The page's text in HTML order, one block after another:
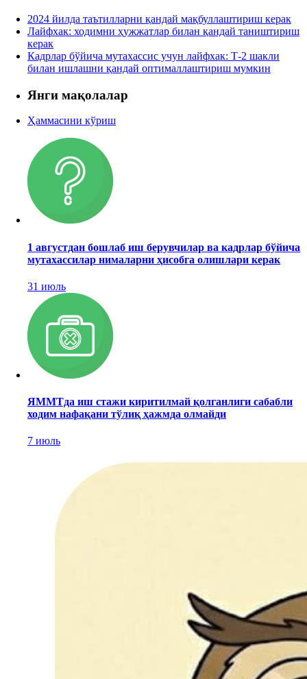
2024 йилда таътилларни қандай мақбуллаштириш керак
Лайфхак: ходимни ҳужжатлар билан қандай таништириш
керак
Кадрлар бўйича мутахассис учун лайфхак: Т-2 шакли
билан ишлашни қандай оптималлаштириш мумкин
Янги мақолалар
Ҳаммасини кўриш
1 августдан бошлаб иш берувчилар ва кадрлар бўйича
мутахассилар нималарни ҳисобга олишлари керак
31 июль
ЯММТда иш стажи киритилмай қолганлиги сабабли
ходим нафақани тўлиқ ҳажмда олмайди
7 июль